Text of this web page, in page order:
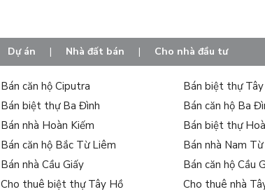
Dự án | Nhà đất bán | Cho nhà đầu tư
Bán căn hộ Ciputra Bán biệt thự
Bán biệt thự Ba Đình Bán căn hộ Ba
Bán nhà Hoàn Kiếm Bán biệt thự
Bán căn hộ Bắc Từ Liêm Bán nhà Nam
Bán nhà Cầu Giấy Bán căn hộ Cầu
Cho thuê biệt thự Tây Hồ Cho thuê nhà